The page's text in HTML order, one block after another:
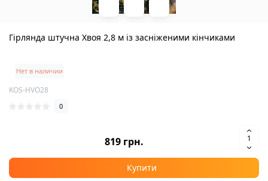
Гірлянда штучна Хвоя 2,8 м із засніженими кінчиками
Нет в наличии
KOS-HVO28
0
819 грн.
Купити